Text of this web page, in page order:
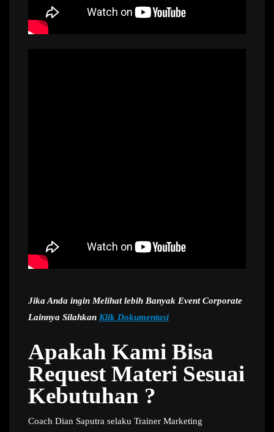
Jika Anda ingin Melihat lebih Banyak Event Corporate
Lainnya Silahkan Klik Dokumentasi
Apakah Kami Bisa
Request Materi Sesuai
Kebutuhan ?
Coach Dian Saputra selaku Trainer Marketing